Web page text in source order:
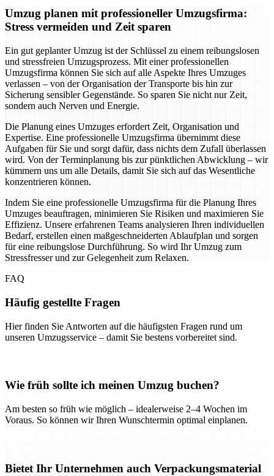
Umzug planen mit professioneller Umzugsfirma:
Stress vermeiden und Zeit sparen
Ein gut geplanter Umzug ist der Schlüssel zu einem reibungslosen
und stressfreien Umzugsprozess. Mit einer professionellen
Umzugsfirma können Sie sich auf alle Aspekte Ihres Umzuges
verlassen – von der Organisation der Transporte bis hin zur
Sicherung sensibler Gegenstände. So sparen Sie nicht nur Zeit,
sondern auch Nerven und Energie.
Die Planung eines Umzuges erfordert Zeit, Organisation und
Expertise. Eine professionelle Umzugsfirma übernimmt diese
Aufgaben für Sie und sorgt dafür, dass nichts dem Zufall überlassen
wird. Von der Terminplanung bis zur pünktlichen Abwicklung – wir
kümmern uns um alle Details, damit Sie sich auf das Wesentliche
konzentrieren können.
Indem Sie eine professionelle Umzugsfirma für die Planung Ihres
Umzuges beauftragen, minimieren Sie Risiken und maximieren Sie
Effizienz. Unsere erfahrenen Teams analysieren Ihren individuellen
Bedarf, erstellen einen maßgeschneiderten Ablaufplan und sorgen
für eine reibungslose Durchführung. So wird Ihr Umzug zum
Stressfresser und zur Gelegenheit zum Relaxen.
FAQ
Häufig gestellte Fragen
Hier finden Sie Antworten auf die häufigsten Fragen rund um
unseren Umzugsservice – damit Sie bestens vorbereitet sind.
Wie früh sollte ich meinen Umzug buchen?
Am besten so früh wie möglich – idealerweise 2–4 Wochen im
Voraus. So können wir Ihren Wunschtermin optimal einplanen.
Bietet Ihr Unternehmen auch Verpackungsmaterial